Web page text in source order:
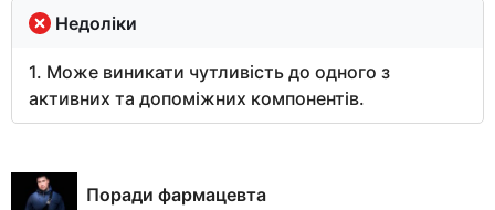
Недоліки
1. Може виникати чутливість до одного з
активних та допоміжних компонентів.
Поради фармацевта